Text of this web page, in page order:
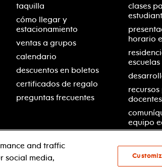
taquilla
cómo llegar y
estacionamiento
ventas a grupos
calendario
descuentos en boletos
certificados de regalo
preguntas frecuentes
clases
horario
escuelas
docentes
equipo
and traffic
social media,